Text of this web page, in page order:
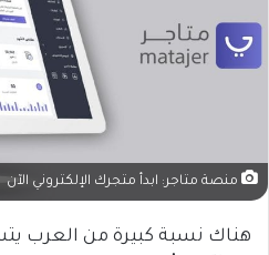
منصة متاجر: ابدأ متجرك الإلكتروني الآن
هناك نسبة كبيرة من العرب